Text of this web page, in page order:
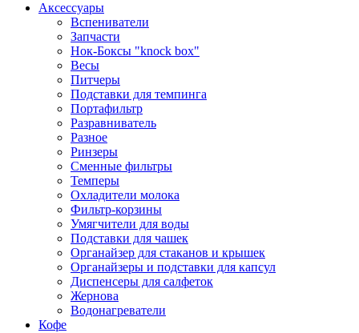
Аксессуары
Вспениватели
Запчасти
Нок-Боксы "knock box"
Весы
Питчеры
Подставки для темпинга
Портафильтр
Разравниватель
Разное
Ринзеры
Сменные фильтры
Темперы
Охладители молока
Фильтр-корзины
Умягчители для воды
Подставки для чашек
Органайзер для стаканов и крышек
Органайзеры и подставки для капсул
Диспенсеры для салфеток
Жернова
Водонагреватели
Кофе